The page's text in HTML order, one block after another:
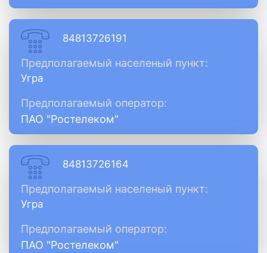
84813726191
Предполагаемый населеный пункт:
Угра
Предполагаемый оператор:
ПАО "Ростелеком"
84813726164
Предполагаемый населеный пункт:
Угра
Предполагаемый оператор:
ПАО "Ростелеком"